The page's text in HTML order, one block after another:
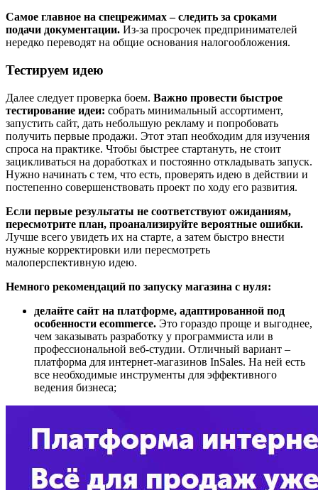
Самое главное на спецрежимах – следить за сроками
подачи документации. Из-за просрочек предпринимателей
нередко переводят на общие основания налогообложения.
Тестируем идею
Далее следует проверка боем. Важно провести быстрое
тестирование идеи: собрать минимальный ассортимент,
запустить сайт, дать небольшую рекламу и попробовать
получить первые продажи. Этот этап необходим для изучения
спроса на практике. Чтобы быстрее стартануть, не стоит
зацикливаться на доработках и постоянно откладывать запуск.
Нужно начинать с тем, что есть, проверять идею в действии и
постепенно совершенствовать проект по ходу его развития.
Если первые результаты не соответствуют ожиданиям,
пересмотрите план, проанализируйте вероятные ошибки.
Лучше всего увидеть их на старте, а затем быстро внести
нужные корректировки или пересмотреть
малоперспективную идею.
Немного рекомендаций по запуску магазина с нуля:
делайте сайт на платформе, адаптированной под
особенности ecommerce. Это гораздо проще и выгоднее,
чем заказывать разработку у программиста или в
профессиональной веб-студии. Отличный вариант –
платформа для интернет-магазинов InSales. На ней есть
все необходимые инструменты для эффективного
ведения бизнеса;